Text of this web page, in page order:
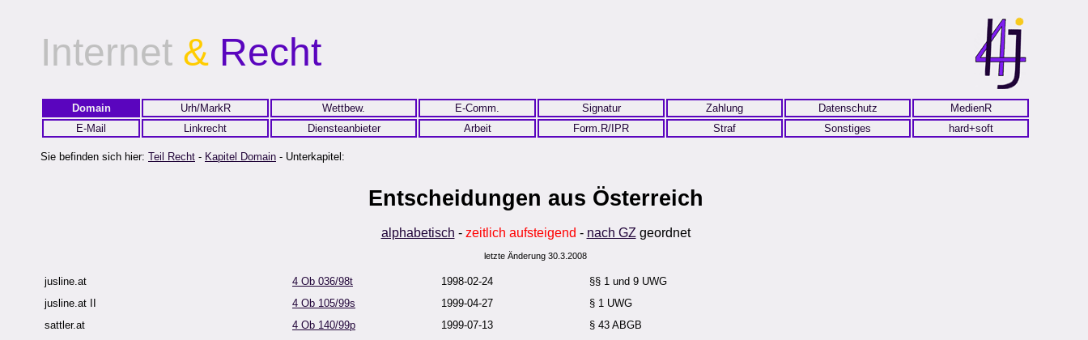
Internet & Recht
Domain Urh/MarkR Wettbew. E-Comm. Signatur Zahlung Datenschutz
MedienR
E-Mail
Linkrecht Diensteanbieter Arbeit Form.R/IPR Straf Sonstiges hard+soft
Sie befinden sich hier: Teil Recht - Kapitel Domain - Unterkapitel:
Entscheidungen aus Österreich
alphabetisch - zeitlich aufsteigend - nach GZ geordnet
letzte Änderung 30.3.2008
jusline.at 4 Ob 036/98t 1998-02-24
§§ 1 und 9 UWG
jusline.at II
4 Ob 105/99s 1999-04-27
§ 1 UWG
sattler.at
4 Ob 140/99p 1999-07-13
§ 43 ABGB